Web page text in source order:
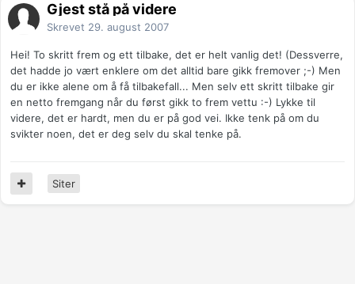
Gjest stå på videre
Skrevet 29. august 2007
Hei! To skritt frem og ett tilbake, det er helt vanlig det! (Dessverre,
det hadde jo vært enklere om det alltid bare gikk fremover ;-) Men
du er ikke alene om å få tilbakefall... Men selv ett skritt tilbake gir
en netto fremgang når du først gikk to frem vettu :-) Lykke til
videre, det er hardt, men du er på god vei. Ikke tenk på om du
svikter noen, det er deg selv du skal tenke på.
Siter